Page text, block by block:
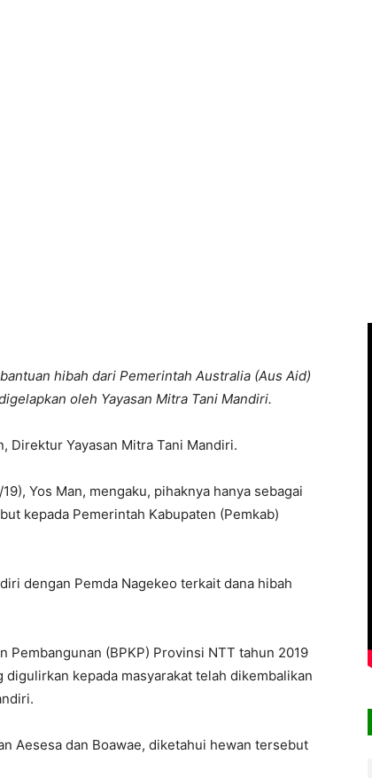
hibah dari Pemerintah Australia (Aus Aid)
oleh Yayasan Mitra Tani Mandiri.
Direktur Yayasan Mitra Tani Mandiri.
Yos Man, mengaku, pihaknya hanya sebagai
kepada Pemerintah Kabupaten (Pemkab)
dengan Pemda Nagekeo terkait dana hibah
Pembangunan (BPKP) Provinsi NTT tahun 2019
kepada masyarakat telah dikembalikan
Aesesa dan Boawae, diketahui hewan tersebut